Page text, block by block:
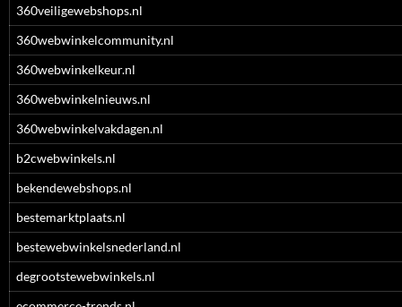
360veiligewebshops.nl
360webwinkelcommunity.nl
360webwinkelkeur.nl
360webwinkelnieuws.nl
360webwinkelvakdagen.nl
b2cwebwinkels.nl
bekendewebshops.nl
bestemarktplaats.nl
bestewebwinkelsnederland.nl
degrootstewebwinkels.nl